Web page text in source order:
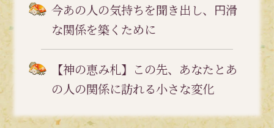
今あの人の気持ちを聞き出し、円滑
な関係を築くために
【神の恵み札】この先、あなたとあ
の人の関係に訪れる小さな変化